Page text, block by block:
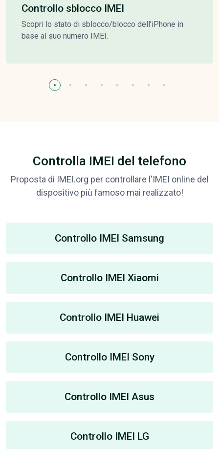
Controllo sblocco IMEI
Scopri lo stato di sblocco/blocco dell'iPhone in
base al suo numero IMEI.
Controlla IMEI del telefono
Proposta di IMEI.org per controllare l'IMEI online del
dispositivo più famoso mai realizzato!
Controllo IMEI Samsung
Controllo IMEI Xiaomi
Controllo IMEI Huawei
Controllo IMEI Sony
Controllo IMEI Asus
Controllo IMEI LG